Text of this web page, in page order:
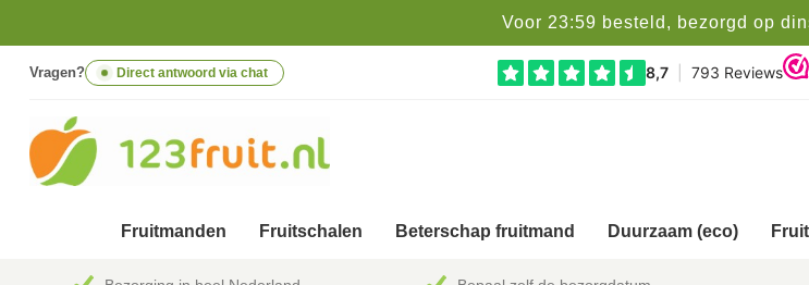
Voor 23:59 besteld, bezorgd op
Vragen? Direct antwoord via chat
Fruitmanden Fruitschalen Beterschap fruitmand Duurzaam (eco)